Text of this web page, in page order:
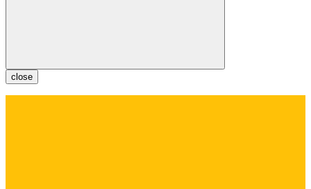
close